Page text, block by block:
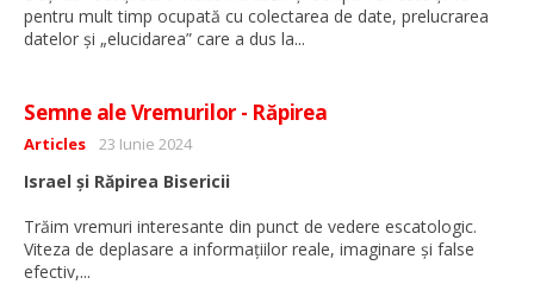
pentru mult timp ocupată cu colectarea de date, prelucrarea
datelor și „elucidarea” care a dus la...
Semne ale Vremurilor - Răpirea
Detalii
Articles 23 Iunie 2024
Israel și Răpirea Bisericii
Trăim vremuri interesante din punct de vedere escatologic.
Viteza de deplasare a informațiilor reale, imaginare și false
efectiv,...